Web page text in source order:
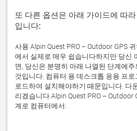
또 다른 옵션은 아래 가이드에 따
입니다:
사용 Alpin Quest PRO – Outdoor GPS
에서 실제로 매우 쉽습니다하지만 당신
면, 당신은 분명히 아래 나열된 단계에
것입니다. 컴퓨터 용 데스크톱 응용 프
로드하여 설치해야하기 때문입니다. 다
리겠습니다 Alpin Quest PRO – Outdoor
계로 컴퓨터에서: